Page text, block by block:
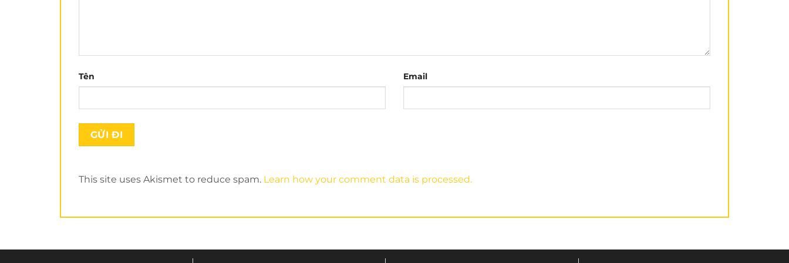
Tên Email
This site uses Akismet to reduce spam. Learn how your comment data is processed.